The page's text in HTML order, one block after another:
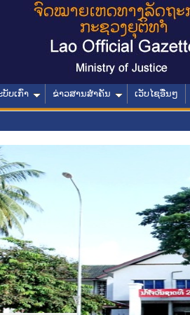
ບເກົ່າ ຂ່າວສານສໍາຄັນ ເວັບໄຊອື່ນໆ